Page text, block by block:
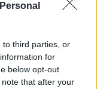
to third parties, or
for
below opt-out
that after your